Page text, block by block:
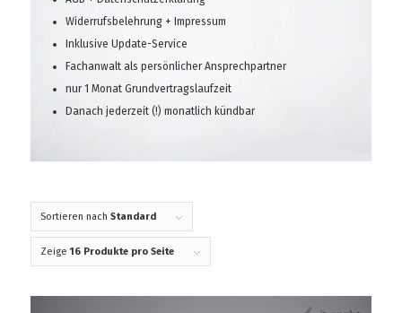
Widerrufsbelehrung + Impressum
Inklusive Update-Service
Fachanwalt als persönlicher Ansprechpartner
nur 1 Monat Grundvertragslaufzeit
Danach jederzeit (!) monatlich kündbar
Sortieren nach Standard
Zeige16 Produkte pro Seite